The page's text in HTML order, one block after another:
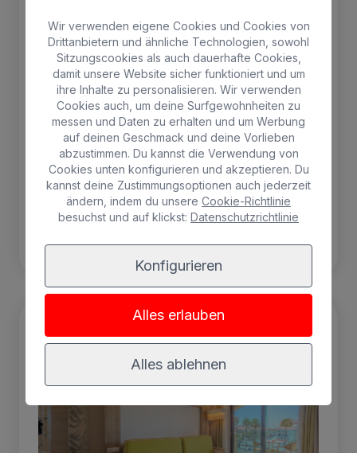
1 Person max.
SPA
Gratis Wifi
Kühlschrank
Balkon
Klimaanlage
Safe
Alles inklusive
BUCHEN
Wir verwenden eigene Cookies und Cookies von
Drittanbietern und ähnliche Technologien, sowohl
Sitzungscookies als auch dauerhafte Cookies,
damit unsere Website sicher funktioniert und um
ihre Inhalte zu personalisieren. Wir verwenden
Cookies auch, um deine Surfgewohnheiten zu
messen und Daten zu erhalten und um Werbung
auf deinen Geschmack und deine Vorlieben
abzustimmen. Du kannst die Verwendung von
Cookies unten konfigurieren und akzeptieren. Du
kannst deine Zustimmungsoptionen auch jederzeit
ändern, indem du unsere Cookie-Richtlinie
besuchst und auf klickst: Datenschutzrichtlinie
Konfigurieren
Alles erlauben
Alles ablehnen